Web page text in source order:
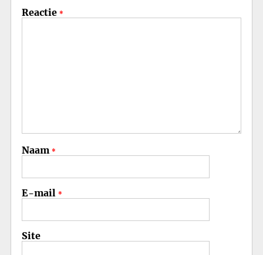
Reactie *
Naam *
E-mail *
Site